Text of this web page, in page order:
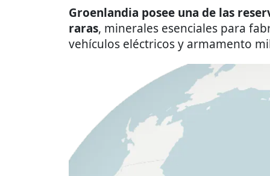
Groenlandia posee una de las
raras, minerales esenciales para
vehículos eléctricos y armamento